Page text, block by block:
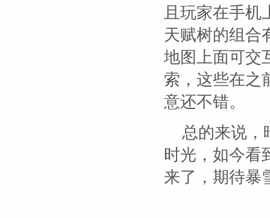
且玩家在手
天赋树的组合
地图上面可交
索，这些在之
意还不错。
总的来说，
时光，如今看
来了，期待暴